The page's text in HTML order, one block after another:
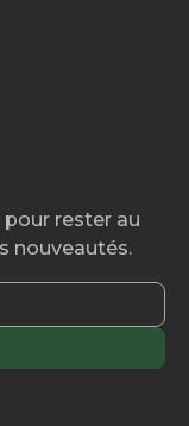
rester au
nouveautés.